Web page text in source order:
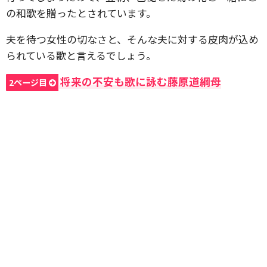
の和歌を贈ったとされています。
夫を待つ女性の切なさと、そんな夫に対する皮肉が込め
られている歌と言えるでしょう。
2ページ目 将来の不安も歌に詠む藤原道綱母